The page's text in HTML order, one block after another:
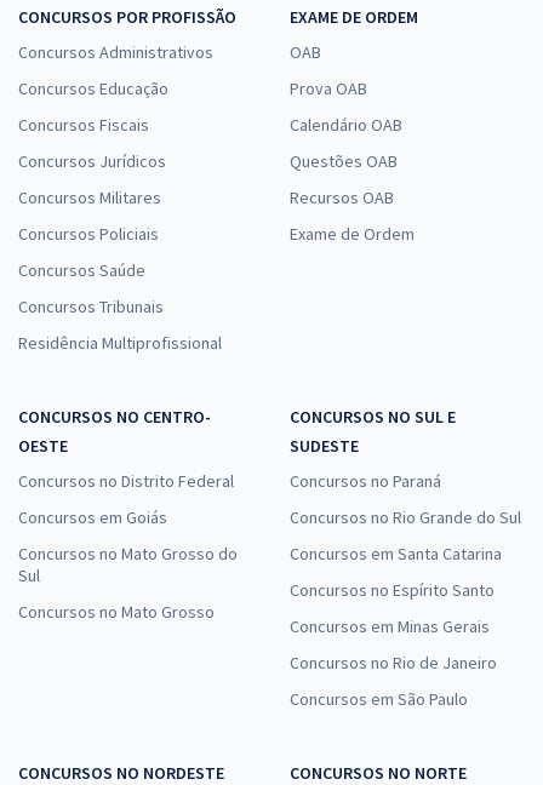
CONCURSOS POR PROFISSÃO
Concursos Administrativos
Concursos Educação
Concursos Fiscais
Concursos Jurídicos
Concursos Militares
Concursos Policiais
Concursos Saúde
Concursos Tribunais
Residência Multiprofissional
EXAME DE ORDEM
OAB
Prova OAB
Calendário OAB
Questões OAB
Recursos OAB
Exame de Ordem
CONCURSOS NO CENTRO-
OESTE
Concursos no Distrito Federal
Concursos em Goiás
Concursos no Mato Grosso do
Sul
Concursos no Mato Grosso
CONCURSOS NO SUL E
SUDESTE
Concursos no Paraná
Concursos no Rio Grande do Sul
Concursos em Santa Catarina
Concursos no Espírito Santo
Concursos em Minas Gerais
Concursos no Rio de Janeiro
Concursos em São Paulo
CONCURSOS NO NORDESTE
CONCURSOS NO NORTE